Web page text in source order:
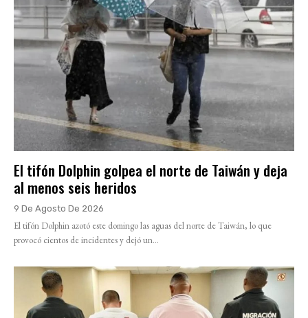
El tifón Dolphin golpea el norte de Taiwán y deja
al menos seis heridos
9 De Agosto De 2026
El tifón Dolphin azotó este domingo las aguas del norte de Taiwán, lo que
provocó cientos de incidentes y dejó un...